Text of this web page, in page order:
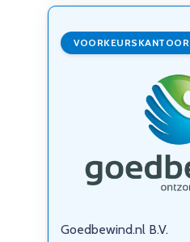
VOORKEURSKANTOOR
Goedbewind.nl B.V.